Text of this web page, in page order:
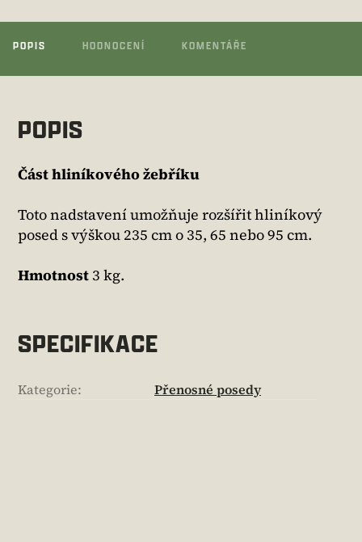
POPIS HODNOCENÍ KOMENTÁŘE
POPIS
Část hliníkového žebříku
Toto nadstavení umožňuje rozšířit hliníkový
posed s výškou 235 cm o 35, 65 nebo 95 cm.
Hmotnost 3 kg.
SPECIFIKACE
Kategorie: Přenosné posedy